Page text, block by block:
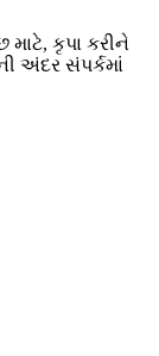
માટે, કૃપા કરીને
અંદર સંપર્કમાં